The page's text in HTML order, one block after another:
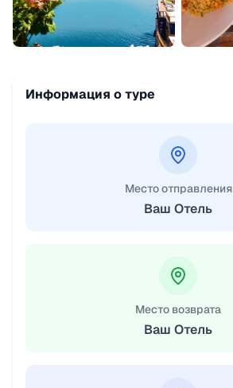
Информация о туре
Место отправления
Ваш Отель
Место возврата
Ваш Отель